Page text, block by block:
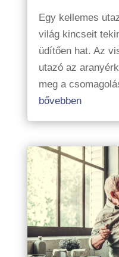
Egy kellemes
világ kincseit
üdítően hat. Az
utazó az
meg a
bővebben